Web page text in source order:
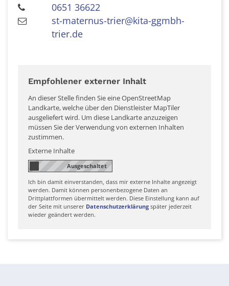
0651 36622
st-maternus-trier@kita-ggmbh-
trier.de
Empfohlener externer Inhalt
An dieser Stelle finden Sie eine OpenStreetMap
Landkarte, welche über den Dienstleister MapTiler
ausgeliefert wird. Um diese Landkarte anzuzeigen
müssen Sie der Verwendung von externen Inhalten
zustimmen.
Externe Inhalte
Ich bin damit einverstanden, dass mir externe Inhalte angezeigt
werden. Damit können personenbezogene Daten an
Drittplattformen übermittelt werden. Diese Einstellung kann auf
der Seite mit unserer Datenschutzerklärung später jederzeit
wieder geändert werden.